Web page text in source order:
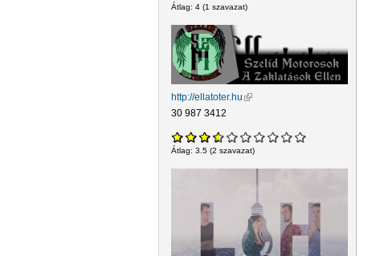
Átlag: 4 (1 szavazat)
http://ellatoter.hu (külső hivatkozás)
30 987 3412
Átlag: 3.5 (2 szavazat)